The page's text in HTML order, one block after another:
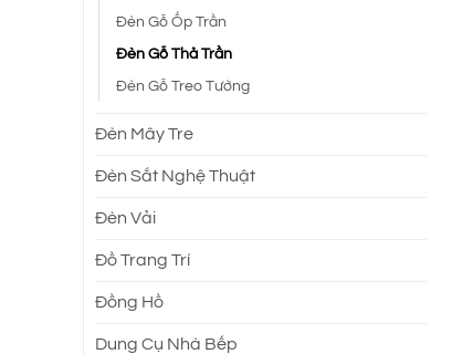
Đèn Gỗ Ốp Trần
Đèn Gỗ Thả Trần
Đèn Gỗ Treo Tường
Đèn Mây Tre
Đèn Sắt Nghệ Thuật
Đèn Vải
Đồ Trang Trí
Đồng Hồ
Dung Cụ Nhà Bếp